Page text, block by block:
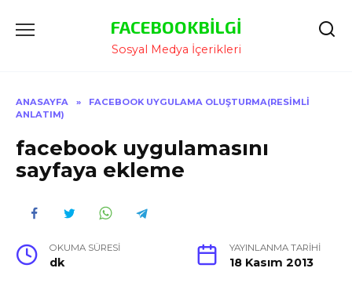
Atla
FACEBOOKBILGI
Sosyal Medya İçerikleri
ANASAYFA »
FACEBOOK UYGULAMA OLUŞTURMA(RESIMLI
ANLATIM)
facebook uygulamasını
sayfaya ekleme
OKUMA SÜRESI
dk
YAYINLANMA TARIHI
18 Kasım 2013